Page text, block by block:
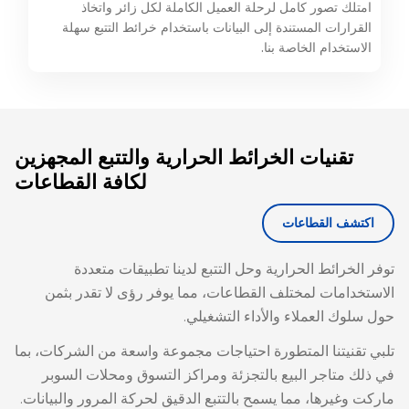
امتلك تصور كامل لرحلة العميل الكاملة لكل زائر واتخاذ
القرارات المستندة إلى البيانات باستخدام خرائط التتبع سهلة
الاستخدام الخاصة بنا.
تقنيات الخرائط الحرارية والتتبع المجهزين
لكافة القطاعات
اكتشف القطاعات
توفر الخرائط الحرارية وحل التتبع لدينا تطبيقات متعددة
الاستخدامات لمختلف القطاعات، مما يوفر رؤى لا تقدر بثمن
حول سلوك العملاء والأداء التشغيلي.
تلبي تقنيتنا المتطورة احتياجات مجموعة واسعة من الشركات، بما
في ذلك متاجر البيع بالتجزئة ومراكز التسوق ومحلات السوبر
ماركت وغيرها، مما يسمح بالتتبع الدقيق لحركة المرور والبيانات.